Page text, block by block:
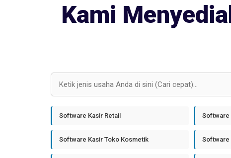
Kami
Software Kasir Retail Software
Software Kasir Toko Kosmetik Software